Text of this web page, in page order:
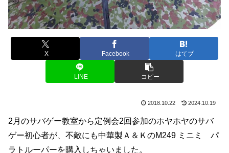
X Facebook はてブ
LINE コピー
2018.10.22 2024.10.19
2月のサバゲー教室から定例会2回参加のホヤホヤのサバ
ゲー初心者が、不敵にも中華製Ａ＆ＫのM249 ミニミ パ
ラトルーパーを購入しちゃいました。